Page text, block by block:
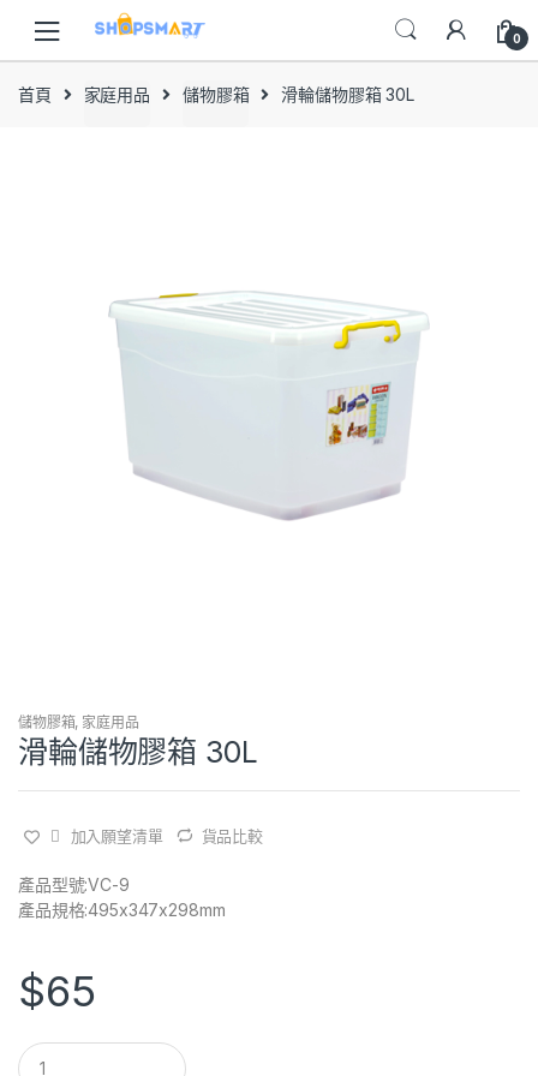
navigation
content
0
首頁 家庭用品 儲物膠箱 滑輪儲物膠箱 30L
儲物膠箱, 家庭用品
滑輪儲物膠箱 30L
加入願望清單 貨品比較
產品型號:VC-9
產品規格:495x347x298mm
$65
Q